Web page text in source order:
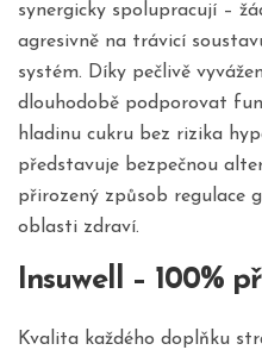
synergicky spolupracují –
agresivně na trávicí
systém. Díky pečlivě
dlouhodobě podporovat
hladinu cukru bez rizika
představuje bezpečnou
přirozený způsob regulace
oblasti zdraví.
Insuwell – 100%
Kvalita každého doplňku